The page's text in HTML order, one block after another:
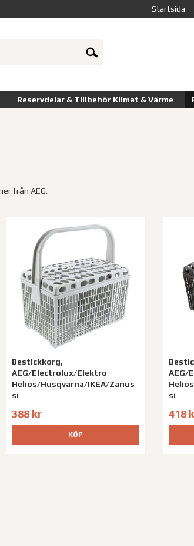
Startsida
Reservdelar & Tillbehör Klimat & Värme
från AEG.
Bestickkorg,
AEG/Electrolux/Elektro
Helios/Husqvarna/IKEA/Zanus
si
388 kr
KÖP
AEG/
si
418